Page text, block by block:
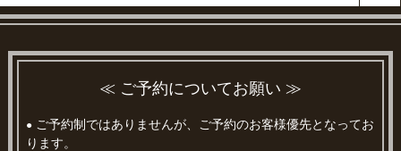
≪ ご予約についてお願い ≫
● ご予約制ではありませんが、ご予約のお客様優先となってお
ります。